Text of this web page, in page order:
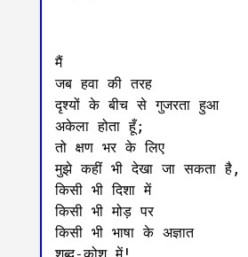
मैं
जब हवा की तरह
दृश्यों के बीच से गुजरता हुआ
अकेला होता हूँ;
तो क्षण भर के लिए
मुझे कहीं भी देखा जा सकता है,
किसी भी दिशा में
किसी भी मोड़ पर
किसी भी भाषा के अज्ञात